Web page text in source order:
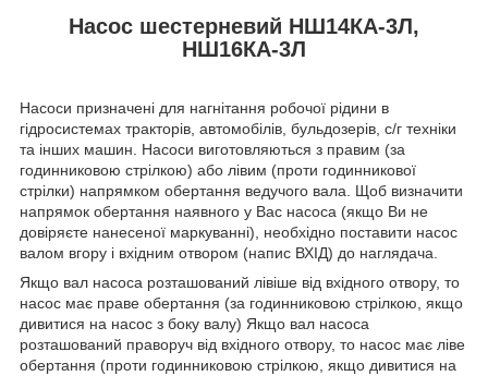
Насос шестерневий НШ14КА-3Л,
НШ16КА-3Л
Насоси призначені для нагнітання робочої рідини в
гідросистемах тракторів, автомобілів, бульдозерів, с/г техніки
та інших машин. Насоси виготовляються з правим (за
годинниковою стрілкою) або лівим (проти годинникової
стрілки) напрямком обертання ведучого вала. Щоб визначити
напрямок обертання наявного у Вас насоса (якщо Ви не
довіряєте нанесеної маркуванні), необхідно поставити насос
валом вгору і вхідним отвором (напис ВХІД) до наглядача.
Якщо вал насоса розташований лівіше від вхідного отвору, то
насос має праве обертання (за годинниковою стрілкою, якщо
дивитися на насос з боку валу) Якщо вал насоса
розташований праворуч від вхідного отвору, то насос має ліве
обертання (проти годинниковою стрілкою, якщо дивитися на